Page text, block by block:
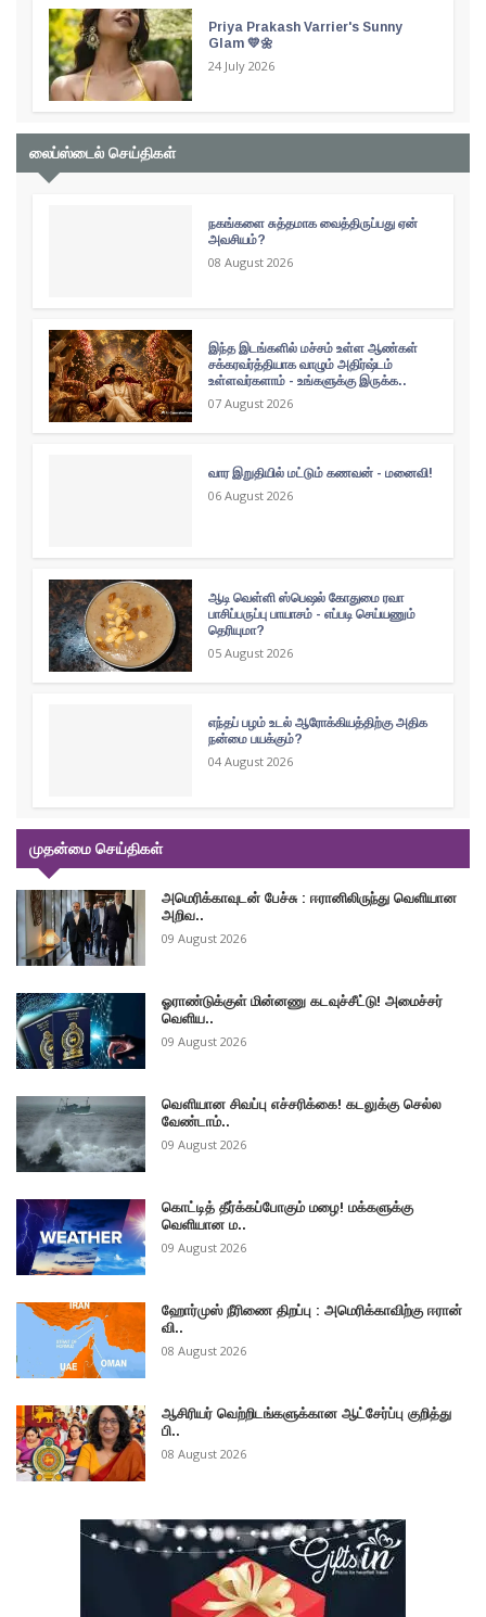
Priya Prakash Varrier's Sunny
Glam 💛🌼
24 July 2026
லைப்ஸ்டைல் செய்திகள்
நகங்களை சுத்தமாக வைத்திருப்பது ஏன்
அவசியம்?
08 August 2026
இந்த இடங்களில் மச்சம் உள்ள ஆண்கள்
சக்கரவர்த்தியாக வாழும் அதிர்ஷ்டம்
உள்ளவர்களாம் - உங்களுக்கு இருக்க..
07 August 2026
வார இறுதியில் மட்டும் கணவன் - மனைவி!
06 August 2026
ஆடி வெள்ளி ஸ்பெஷல் கோதுமை ரவா
பாசிப்பருப்பு பாயாசம் - எப்படி செய்யணும்
தெரியுமா?
05 August 2026
எந்தப் பழம் உடல் ஆரோக்கியத்திற்கு அதிக
நன்மை பயக்கும்?
04 August 2026
முதன்மை செய்திகள்
அமெரிக்காவுடன் பேச்சு : ஈரானிலிருந்து வெளியான
அறிவ..
09 August 2026
ஓராண்டுக்குள் மின்னணு கடவுச்சீட்டு! அமைச்சர்
வெளிய..
09 August 2026
வௌியான சிவப்பு எச்சரிக்கை! கடலுக்கு செல்ல
வேண்டாம்..
09 August 2026
கொட்டித் தீர்க்கப்போகும் மழை! மக்களுக்கு
வெளியான ம..
09 August 2026
ஹோர்முஸ் நீரிணை திறப்பு : அமெரிக்காவிற்கு ஈரான்
வி..
08 August 2026
ஆசிரியர் வெற்றிடங்களுக்கான ஆட்சேர்ப்பு குறித்து
பி..
08 August 2026